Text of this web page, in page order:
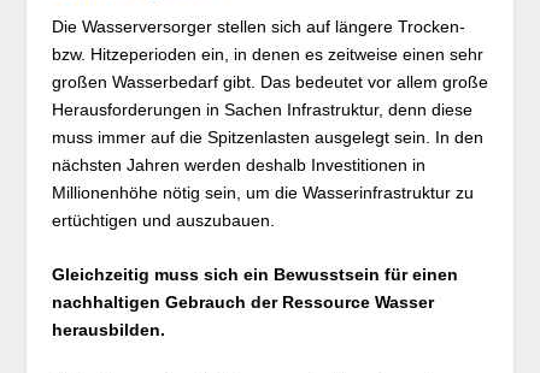
Die Wasserversorger stellen sich auf längere Trocken-
bzw. Hitzeperioden ein, in denen es zeitweise einen sehr
großen Wasserbedarf gibt. Das bedeutet vor allem große
Herausforderungen in Sachen Infrastruktur, denn diese
muss immer auf die Spitzenlasten ausgelegt sein. In den
nächsten Jahren werden deshalb Investitionen in
Millionenhöhe nötig sein, um die Wasserinfrastruktur zu
ertüchtigen und auszubauen.
Gleichzeitig muss sich ein Bewusstsein für einen
nachhaltigen Gebrauch der Ressource Wasser
herausbilden.